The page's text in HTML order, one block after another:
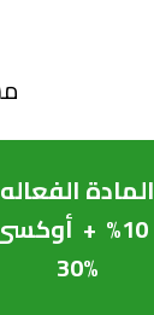
المادة الفعاله
30%